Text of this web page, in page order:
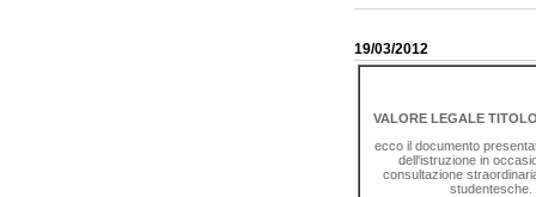
19/03/2012
VALORE LEGALE
ecco il documento
dell'istruzione in
consultazione
studentesche.